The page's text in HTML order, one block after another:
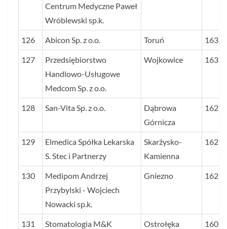
Centrum Medyczne Paweł
Wróblewski sp.k.
126 Abicon Sp. z o.o. Toruń 163
127
Przedsiębiorstwo
Handlowo-Usługowe
Medcom Sp. z o.o.
Wojkowice 163
128 San-Vita Sp. z o.o.
Dąbrowa
Górnicza
162
129
Elmedica Spółka Lekarska
S. Stec i Partnerzy
Skarżysko-
Kamienna
162
130
Medipom Andrzej
Przybylski - Wojciech
Nowacki sp.k.
Gniezno 162
131
Stomatologia M&K
Ostrołęka 160